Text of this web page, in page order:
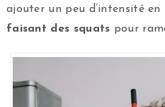
ajouter un peu d’intensité
faisant des squats pour